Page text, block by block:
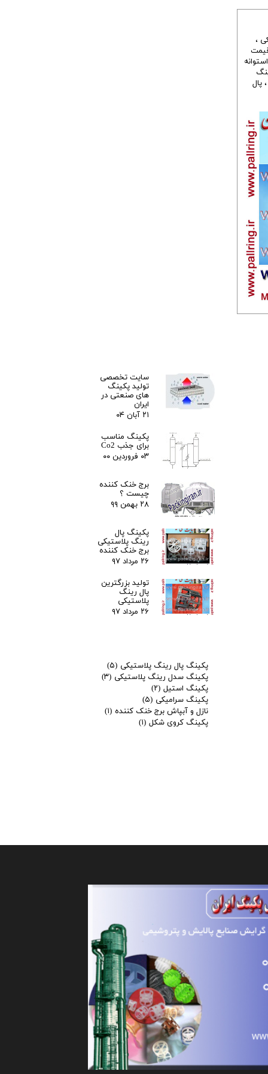
،
پال
سایت تخصصی
تولید پکینگ
های صنعتی در
ایران
۲۱ آبان ۰۴
پکینگ مناسب
برای جذب Co2
۰۳ فروردین ۰۰
برج خنک کننده
چیست ؟
۲۸ بهمن ۹۹
پکینگ پال
رینگ پلاستیکی
برج خنک کننده
۲۶ مرداد ۹۷
تولید بزرگترین
پال رینگ
پلاستیکی
۲۶ مرداد ۹۷
پکینگ پال رینگ پلاستیکی (۵)
پکینگ سدل رینگ پلاستیکی (۳)
پکینگ استیل (۲)
پکینگ سرامیکی (۵)
نازل و آبپاش برج خنک کننده (۱)
پکینگ کروی شکل (۱)